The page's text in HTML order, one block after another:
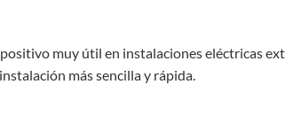
muy útil en instalaciones eléctricas
más sencilla y rápida.